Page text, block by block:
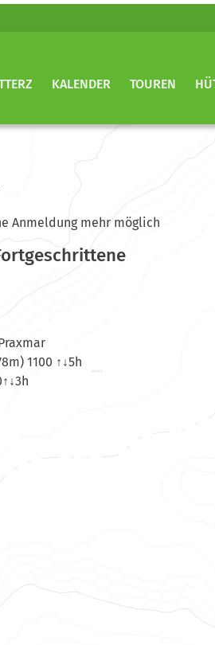
KALENDER TOUREN
Anmeldung mehr möglich
1100 ↑↓5h